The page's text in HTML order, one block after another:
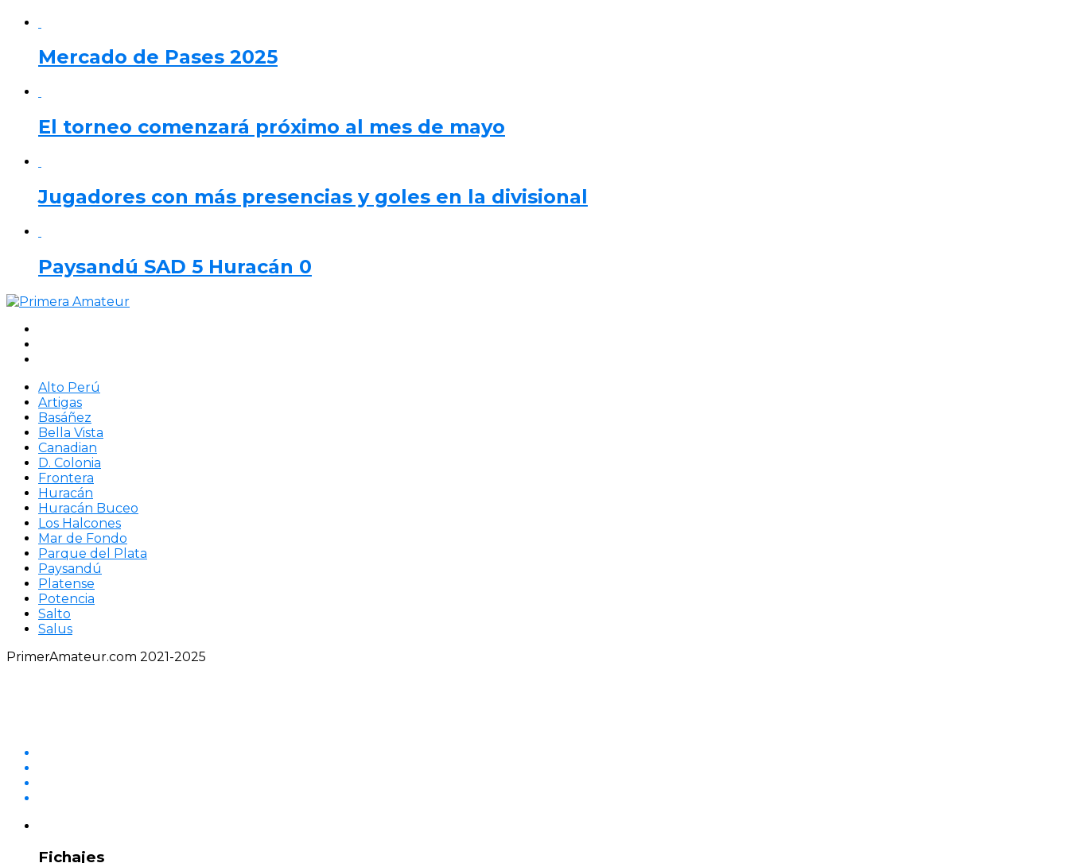
Mercado de Pases 2025
El torneo comenzará próximo al mes de mayo
Jugadores con más presencias y goles en la divisional
Paysandú SAD 5 Huracán 0
Alto Perú
Artigas
Basáñez
Bella Vista
Canadian
D. Colonia
Frontera
Huracán
Huracán Buceo
Los Halcones
Mar de Fondo
Parque del Plata
Paysandú
Platense
Potencia
Salto
Salus
PrimerAmateur.com 2021-2025
Fichajes